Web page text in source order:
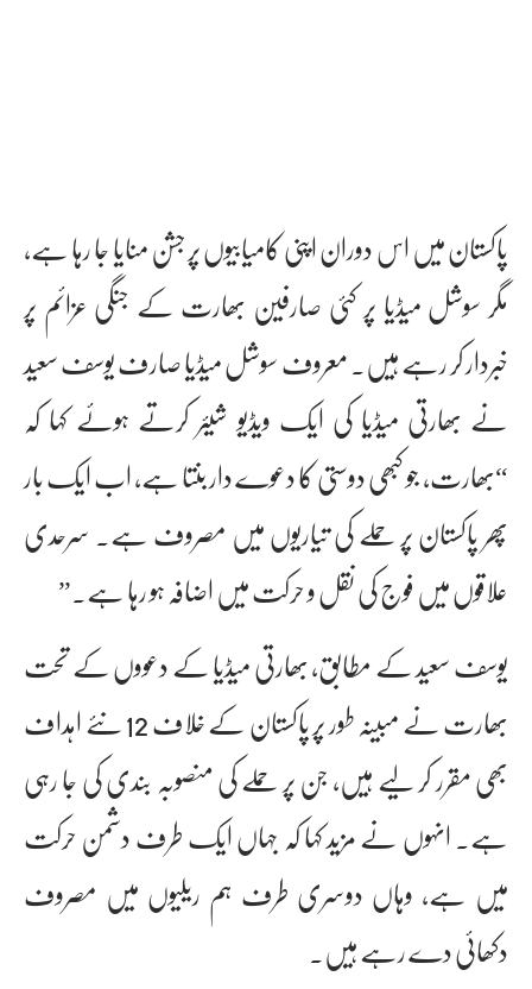
پاکستان میں اس دوران اپنی کامیابیوں پر جشن منایا جا رہا ہے،
مگر سوشل میڈیا پر کئی صارفین بھارت کے جنگی عزائم پر
خبردار کر رہے ہیں۔ معروف سوشل میڈیا صارف یوسف سعید
نے بھارتی میڈیا کی ایک ویڈیو شیئر کرتے ہوئے کہا کہ
“بھارت، جو کبھی دوستی کا دعوے دار بنتا ہے، اب ایک بار
پھر پاکستان پر حملے کی تیاریوں میں مصروف ہے۔ سرحدی
علاقوں میں فوج کی نقل و حرکت میں اضافہ ہو رہا ہے۔”
یوسف سعید کے مطابق، بھارتی میڈیا کے دعووں کے تحت
بھارت نے مبینہ طور پر پاکستان کے خلاف 12 نئے اہداف
بھی مقرر کر لیے ہیں، جن پر حملے کی منصوبہ بندی کی جا رہی
ہے۔ انہوں نے مزید کہا کہ جہاں ایک طرف دشمن حرکت
میں ہے، وہاں دوسری طرف ہم ریلیوں میں مصروف
دکھائی دے رہے ہیں۔